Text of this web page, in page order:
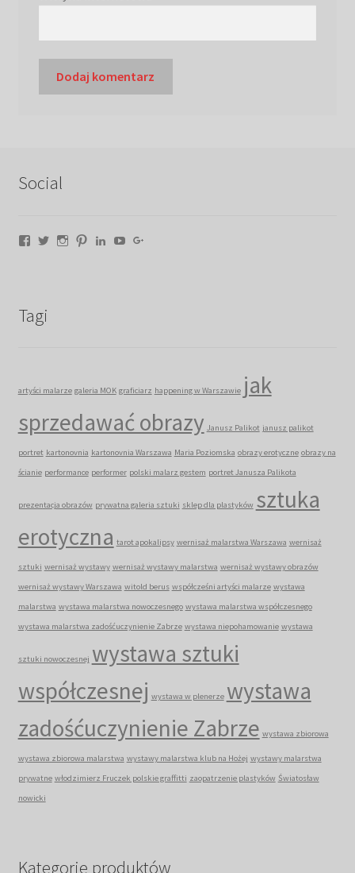
Social
Facebook
TwitterInstagram
PinterestLinkedIn
YouTube
Tagi
artyści malarze galeria MOK graficiarz happening w Warszawie jak
sprzedawać obrazy Janusz Palikot janusz palikot
portret kartonovnia kartonovnia Warszawa Maria Poziomska obrazy erotyczne obrazy na
ścianie performance performer polski malarz gestem portret Janusza Palikota
prezentacja obrazów prywatna galeria sztuki sklep dla plastyków sztuka
erotyczna tarot apokalipsy wernisaż malarstwa Warszawa wernisaż
sztuki wernisaż wystawy wernisaż wystawy malarstwa wernisaż wystawy obrazów
wernisaż wystawy Warszawa witold berus współcześni artyści malarze wystawa
malarstwa wystawa malarstwa nowoczesnego wystawa malarstwa współczesnego
wystawa malarstwa zadośćuczynienie Zabrze wystawa niepohamowanie wystawa
sztuki nowoczesnej wystawa sztuki
współczesnej wystawa w plenerze wystawa
zadośćuczynienie Zabrze wystawa zbiorowa
wystawa zbiorowa malarstwa wystawy malarstwa klub na Hożej wystawy malarstwa
prywatne włodzimierz Fruczek polskie graffitti zaopatrzenie plastyków Światosław
nowicki
Kategorie produktów